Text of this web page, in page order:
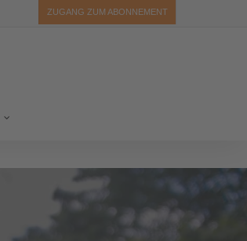
ZUGANG ZUM ABONNEMENT